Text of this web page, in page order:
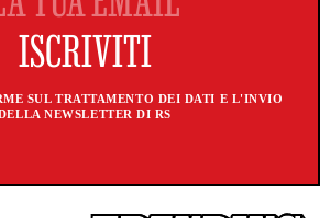
SUL TRATTAMENTO DEI DATI E L'INVIO
NEWSLETTER DI RS